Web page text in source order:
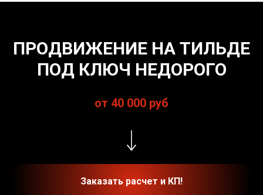
ПРОДВИЖЕНИЕ НА ТИЛЬДЕ
ПОД КЛЮЧ НЕДОРОГО
от 40 000 руб
Заказать расчет и КП!